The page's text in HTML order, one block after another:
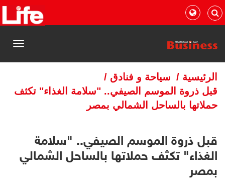
القائمة
الرئيسية / سياحة و فنادق /
قبل ذروة الموسم الصيفي.. "سلامة الغذاء" تكثف
حملاتها بالساحل الشمالي بمصر
قبل ذروة الموسم الصيفي.. "سلامة
الغذاء" تكثف حملاتها بالساحل الشمالي
بمصر